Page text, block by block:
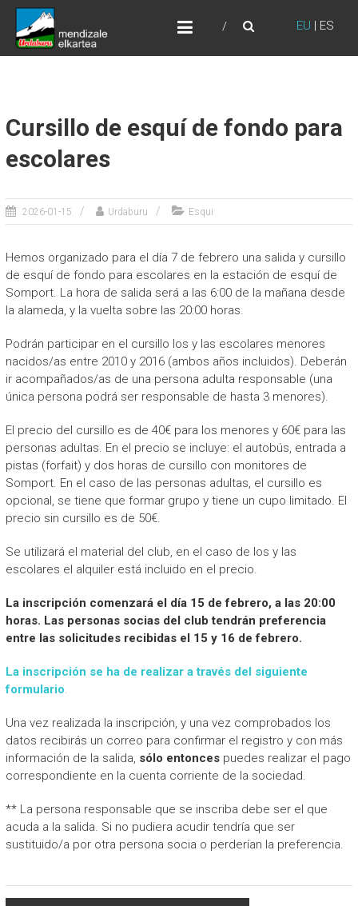
Skip
content
EU | ES
URDABURU
Grupo de Montaña
Cursillo de esquí de fondo para
escolares
2026-01-15 Urdaburu Esqui
Hemos organizado para el día 7 de febrero una salida y cursillo
de esquí de fondo para escolares en la estación de esquí de
Somport. La hora de salida será a las 6:00 de la mañana desde
la alameda, y la vuelta sobre las 20:00 horas.
Podrán participar en el cursillo los y las escolares menores
nacidos/as entre 2010 y 2016 (ambos años incluidos). Deberán
ir acompañados/as de una persona adulta responsable (una
única persona podrá ser responsable de hasta 3 menores).
El precio del cursillo es de 40€ para los menores y 60€ para las
personas adultas. En el precio se incluye: el autobús, entrada a
pistas (forfait) y dos horas de cursillo con monitores de
Somport. En el caso de las personas adultas, el cursillo es
opcional, se tiene que formar grupo y tiene un cupo limitado. El
precio sin cursillo es de 50€.
Se utilizará el material del club, en el caso de los y las
escolares el alquiler está incluido en el precio.
La inscripción comenzará el día 15 de febrero, a las 20:00
horas. Las personas socias del club tendrán preferencia
entre las solicitudes recibidas el 15 y 16 de febrero.
La inscripción se ha de realizar a través del siguiente
formulario.
Una vez realizada la inscripción, y una vez comprobados los
datos recibirás un correo para confirmar el registro y con más
información de la salida, sólo entoncespuedes realizar el pago
correspondiente en la cuenta corriente de la sociedad.
** La persona responsable que se inscriba debe ser el que
acuda a la salida. Si no pudiera acudir tendría que ser
sustituido/a por otra persona socia o perderían la preferencia.